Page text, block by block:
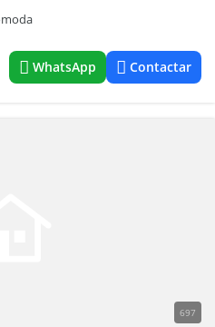
WhatsApp Contactar
697